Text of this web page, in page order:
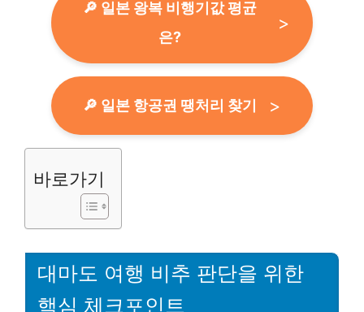
🔎 일본 왕복 비행기값 평균
은?
🔎 일본 항공권 땡처리 찾기
바로가기
대마도 여행 비추 판단을 위한
핵심 체크포인트